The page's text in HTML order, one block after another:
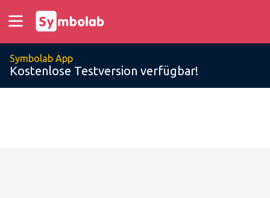
Symbolab App
Kostenlose Testversion verfügbar!